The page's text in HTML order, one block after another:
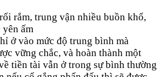
rắm, trung vận nhiều buồn khổ,
yên ấm
ở vào mức độ trung bình mà
vững chắc, và hoàn thành một
tiền tài vẫn ở trong sự bình thường